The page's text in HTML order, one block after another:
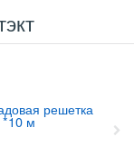
решетка
м